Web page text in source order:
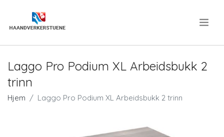
Laggo Pro Podium XL Arbeidsbukk 2
trinn
Hjem Laggo Pro Podium XL Arbeidsbukk 2 trinn